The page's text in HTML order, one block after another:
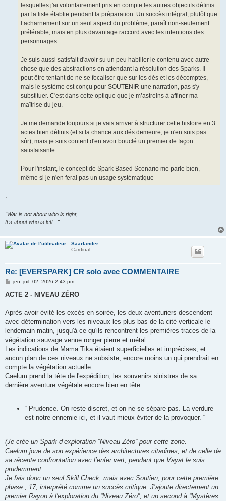
lesquelles j'ai volontairement pris en compte les autres objectifs définis
par la liste établie pendant la préparation. Un succès intégral, plutôt que
l’acharnement sur un seul aspect du problème, paraît non-seulement
préférable, mais en plus davantage raccord avec les intentions des
personnages.
Je suis aussi satisfait d'avoir su un peu habiller le contenu avec autre
chose que des abstractions en attendant la résolution des Sparks. Il
peut être tentant de ne se focaliser que sur les dés et les décomptes,
mais le système est conçu pour SOUTENIR une narration, pas s'y
substituer. C'est dans cette optique que je m’astreins à affiner ma
maîtrise du jeu.
Je me demande toujours si je vais arriver à structurer cette histoire en 3
actes bien définis (et si la chance aux dés demeure, je n'en suis pas
sûr), mais je suis content d'en avoir bouclé un premier de façon
satisfaisante.
Pour l'instant, le concept de Spark Based Scenario me parle bien,
même si je n'en ferai pas un usage systématique
"War is not about who is right,
It's about who is left..."
Saarlander
Cardinal
Re: [EVERSPARK] CR solo avec COMMENTAIRE
M
s
g
jeu. juil. 02, 2026 2:43 pm
ACTE 2 - NIVEAU ZÉRO
Après avoir évité les excès en soirée, les deux aventuriers descendent
avec détermination vers les niveaux les plus bas de la cité verticale le
lendemain matin, jusqu'à ce qu'ils rencontrent les premières traces de la
végétation sauvage venue ronger pierre et métal.
Les indications de Mama Tika étaient superficielles et imprécises, et
aucun plan de ces niveaux ne subsiste, encore moins un qui prendrait en
compte la végétation actuelle.
Caelum prend la tête de l'expédition, les souvenirs sinistres de sa
dernière aventure végétale encore bien en tête.
“ Prudence. On reste discret, et on ne se sépare pas. La verdure
est notre ennemie ici, et il vaut mieux éviter de la provoquer. “
(Je crée un Spark d’exploration “Niveau Zéro” pour cette zone.
Caelum joue de son expérience des architectures citadines, et de celle de
sa récente confrontation avec l’enfer vert, pendant que Vayat le suis
prudemment.
Je fais donc un seul Skill Check, mais avec Soutien, pour cette première
phase ; 17, interprété comme un succès critique. J’ajoute directement un
premier Rayon à l'exploration du “Niveau Zéro”, et un second à “Mystères